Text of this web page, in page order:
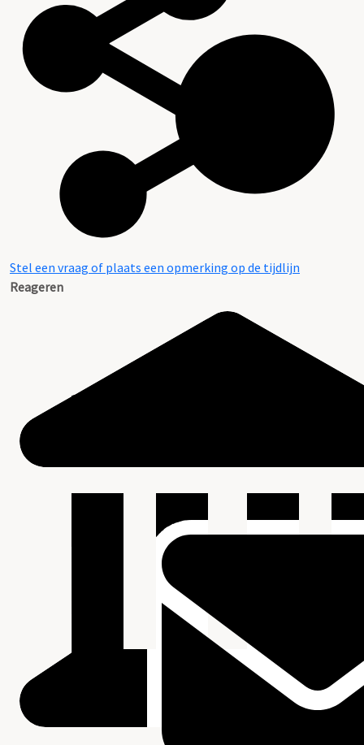
Stel een vraag of plaats een opmerking op de tijdlijn
Reageren